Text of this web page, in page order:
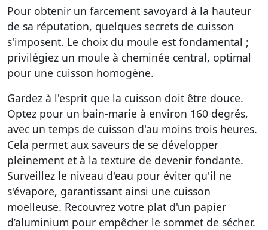
Pour obtenir un farcement savoyard à la hauteur
de sa réputation, quelques secrets de cuisson
s'imposent. Le choix du moule est fondamental ;
privilégiez un moule à cheminée central, optimal
pour une cuisson homogène.
Gardez à l'esprit que la cuisson doit être douce.
Optez pour un bain-marie à environ 160 degrés,
avec un temps de cuisson d'au moins trois heures.
Cela permet aux saveurs de se développer
pleinement et à la texture de devenir fondante.
Surveillez le niveau d'eau pour éviter qu'il ne
s'évapore, garantissant ainsi une cuisson
moelleuse. Recouvrez votre plat d'un papier
d’aluminium pour empêcher le sommet de sécher.